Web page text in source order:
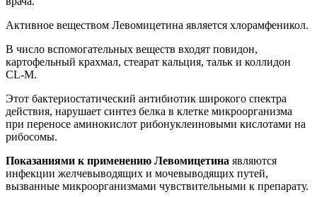
Активное веществом Левомицетина является хлорамфеникол.
В число вспомогательных веществ входят повидон,
картофельный крахмал, стеарат кальция, тальк и коллидон
CL-M.
Этот бактериостатический антибиотик широкого спектра
действия, нарушает синтез белка в клетке микроорганизма
при переносе аминокислот рибонуклеиновыми кислотами на
рибосомы.
Показаниями к применению Левомицетина являются
инфекции желчевыводящих и мочевыводящих путей,
вызванные микроорганизмами чувствительными к препарату.